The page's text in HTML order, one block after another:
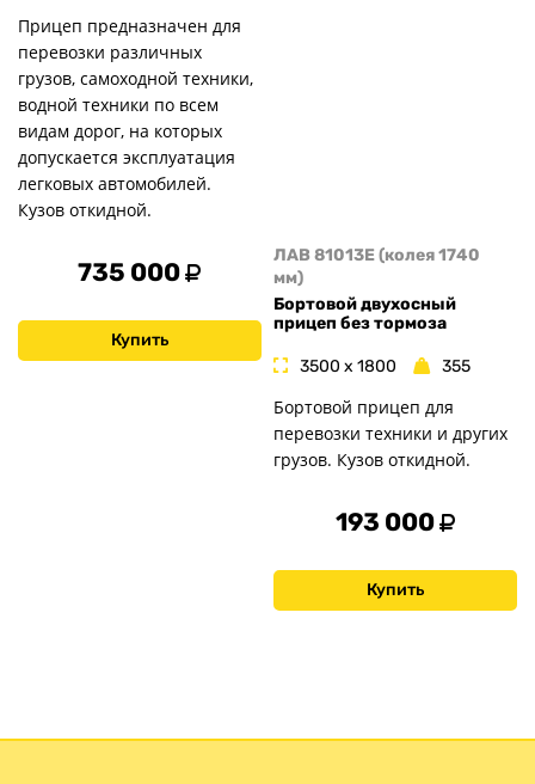
Прицеп предназначен для
перевозки различных
грузов, самоходной техники,
водной техники по всем
видам дорог, на которых
допускается эксплуатация
легковых автомобилей.
Кузов откидной.
735 000
Купить
ЛАВ 81013E (колея 1740
мм)
Бортовой двухосный
прицеп без тормоза
3500 x 1800 355
Бортовой прицеп для
перевозки техники и других
грузов. Кузов откидной.
193 000
Купить